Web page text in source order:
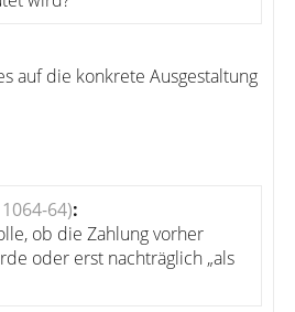
auf die konkrete Ausgestaltung
64):
ob die Zahlung vorher
oder erst nachträglich „als